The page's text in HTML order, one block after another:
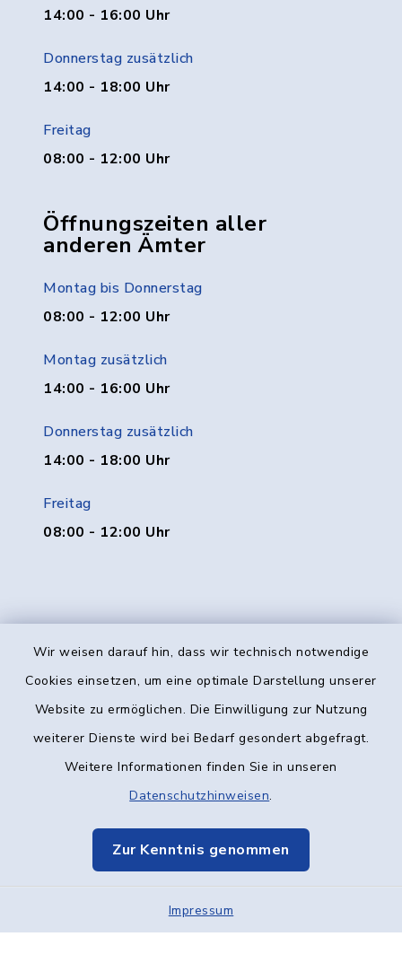
Wir weisen darauf hin, dass wir technisch notwendige
Cookies einsetzen, um eine optimale Darstellung unserer
Website zu ermöglichen. Die Einwilligung zur Nutzung
weiterer Dienste wird bei Bedarf gesondert abgefragt.
Weitere Informationen finden Sie in unseren
Datenschutzhinweisen.
Zur Kenntnis genommen
Impressum
14:00 - 16:00 Uhr
Donnerstag zusätzlich
14:00 - 18:00 Uhr
Freitag
08:00 - 12:00 Uhr
Öffnungszeiten aller
anderen Ämter
Montag bis Donnerstag
08:00 - 12:00 Uhr
Montag zusätzlich
14:00 - 16:00 Uhr
Donnerstag zusätzlich
14:00 - 18:00 Uhr
Freitag
08:00 - 12:00 Uhr
Kontakt
Datenschutz
Elektronische Kommunikation
Sitemap